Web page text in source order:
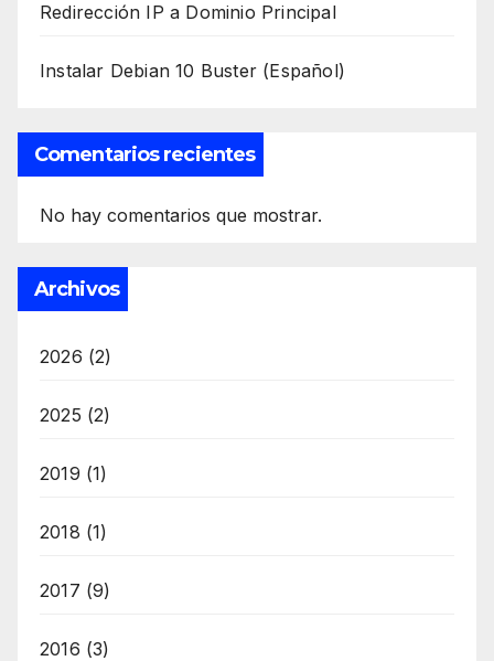
Redirección IP a Dominio Principal
Instalar Debian 10 Buster (Español)
Comentarios recientes
No hay comentarios que mostrar.
Archivos
2026 (2)
2025 (2)
2019 (1)
2018 (1)
2017 (9)
2016 (3)